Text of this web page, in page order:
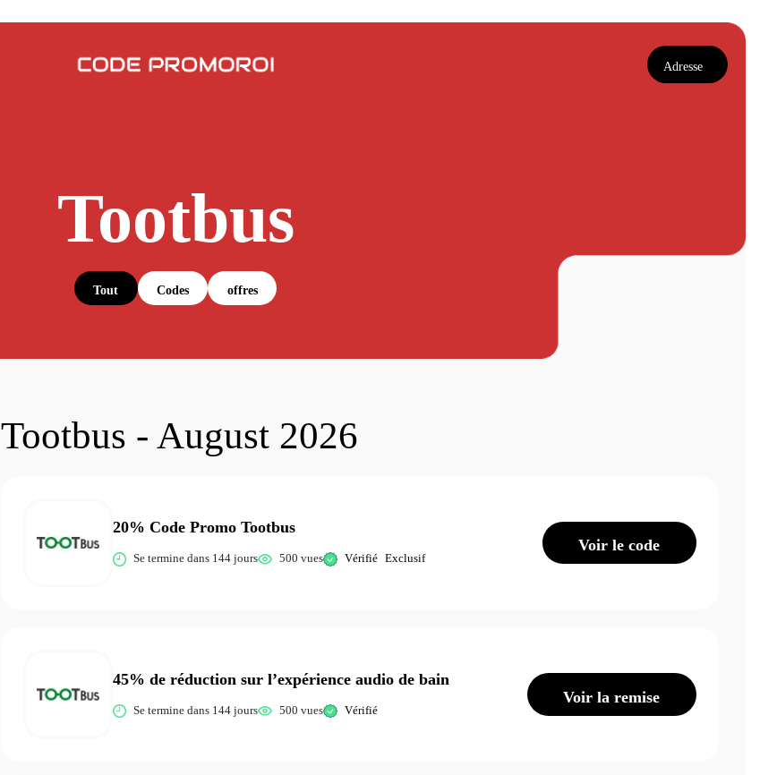
Adresse
Tootbus
Tout Codes offres
Tootbus - August 2026
20% Code Promo Tootbus
Se termine dans 144 jours 500 vues Vérifié Exclusif
Voir le code
45% de réduction sur l’expérience audio de bain
Se termine dans 144 jours 500 vues Vérifié
Voir la remise